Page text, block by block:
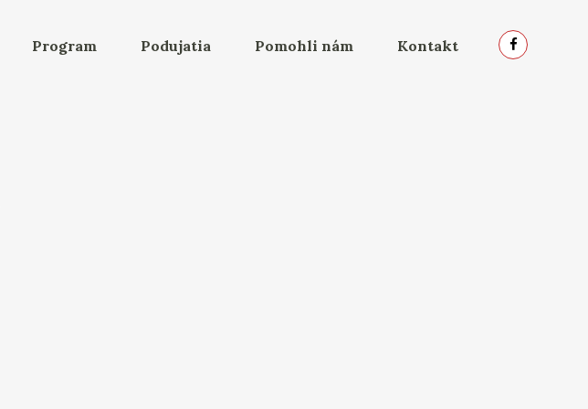
Program Podujatia Pomohli nám Kontakt